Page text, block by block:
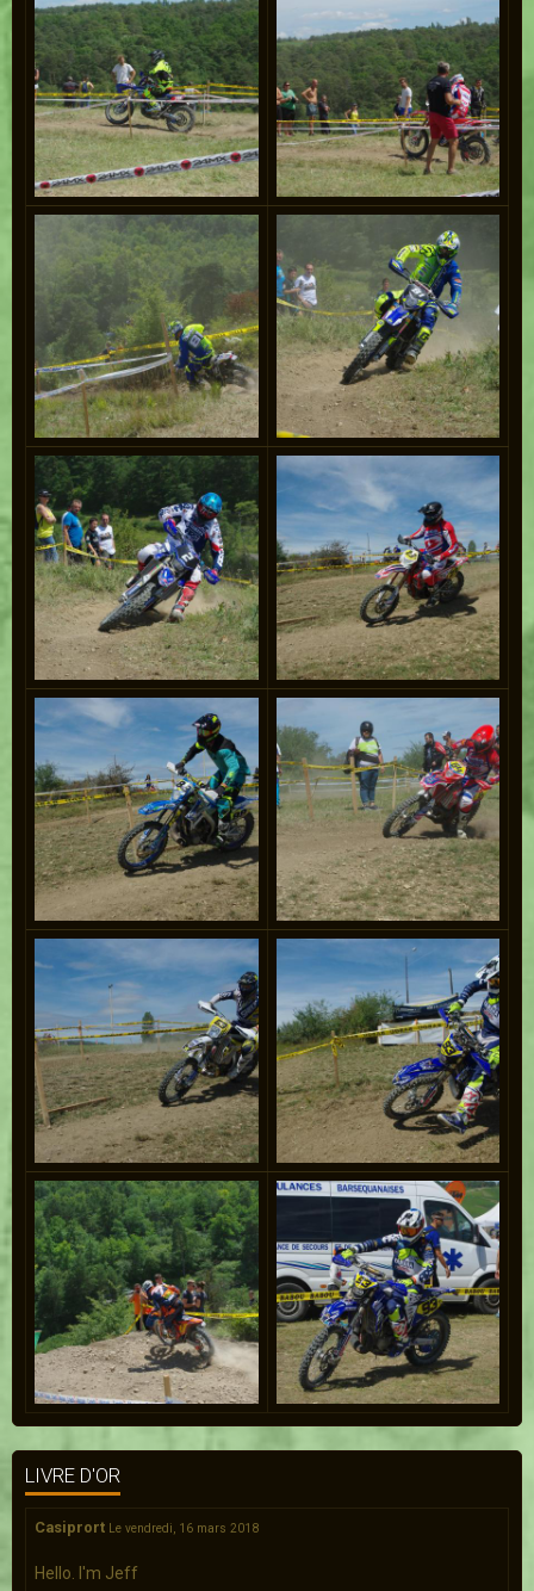
LIVRE D'OR
Casiprort Le vendredi, 16 mars 2018
Hello. I'm Jeff